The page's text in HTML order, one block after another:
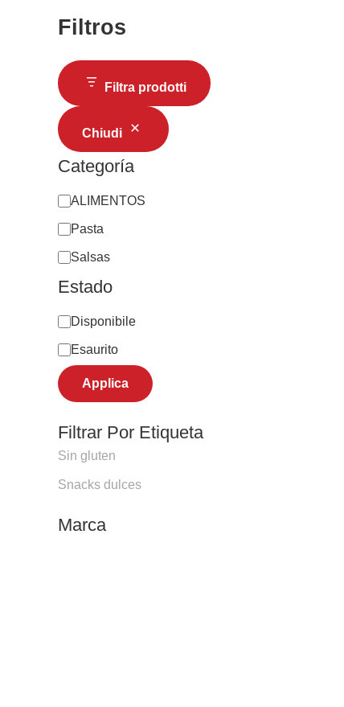
Filtros
Filtra prodotti
Chiudi
Categoría
ALIMENTOS
Pasta
Salsas
Estado
Disponibile
Esaurito
Applica
Filtrar Por Etiqueta
Sin gluten
Snacks dulces
Marca